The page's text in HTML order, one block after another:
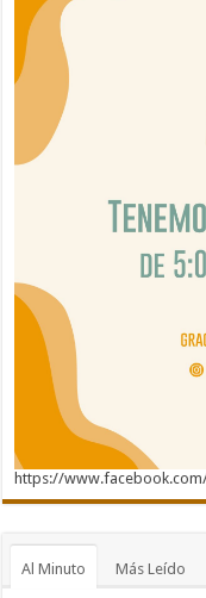
https://
Al Minuto Más Leído